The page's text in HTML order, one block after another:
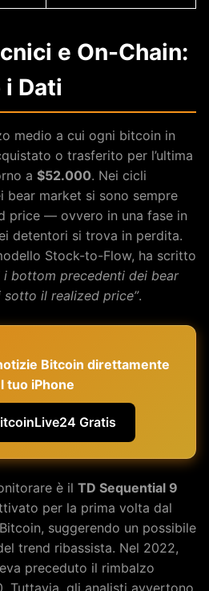
e On-Chain:
i Dati
medio a cui ogni bitcoin in
o trasferito per l’ultima
a $52.000. Nei cicli
bear market si sono sempre
price — ovvero in una fase in
detentori si trova in perdita.
Stock-to-Flow, ha scritto
i bottom precedenti dei bear
il realized price”.
Bitcoin direttamente
tuo iPhone
Gratis
è il TD Sequential 9
per la prima volta dal
suggerendo un possibile
trend ribassista. Nel 2022,
preceduto il rimbalzo
Tuttavia, gli analisti avvertono